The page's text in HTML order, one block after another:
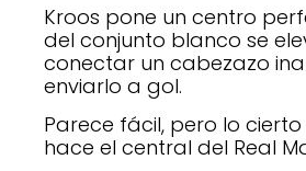
Kroos pone un centro
del conjunto blanco se
conectar un cabezazo
enviarlo a gol.
Parece fácil, pero lo
hace el central del Real